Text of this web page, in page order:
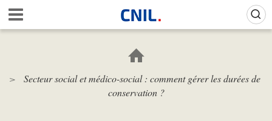
Aller
au
contenu
c
i
Secteur social et médico-social : comment gérer les durées de
conservation ?
Gestion de vos préférences sur les cookies (témoins de connexion)